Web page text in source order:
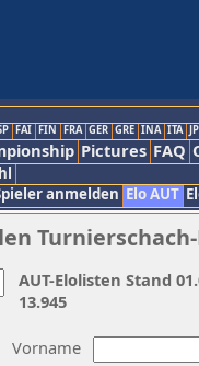
FAI FIN FRA GER GRE INA ITA
Pictures FAQ
anmelden Elo AUT
Turnierschach-
Vorname
AUT-Elolisten Stand
13.945